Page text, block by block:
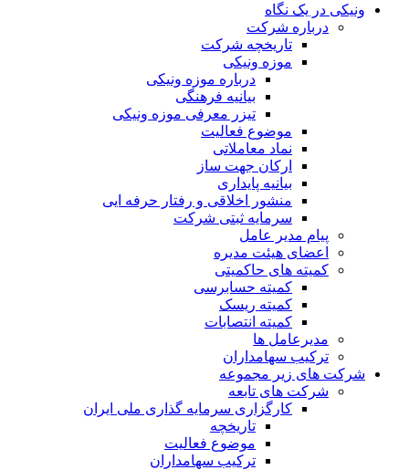
ونیکی در یک نگاه
درباره شرکت
تاریخچه شرکت
موزه ونیکی
درباره موزه ونیکی
بیانیه فرهنگی
تیزر معرفی موزه ونیکی
موضوع فعالیت
نماد معاملاتی
ارکان جهت ساز
بیانیه پایداری
منشور اخلاقی و رفتار حرفه ایی
سرمایه ثبتی شرکت
پیام مدیر عامل
اعضای هیئت مدیره
کمیته های حاکمیتی
کمیته حسابرسی
کمیته ریسک
کمیته انتصابات
مدیرعامل ها
ترکیب سهامداران
شرکت های زیر مجموعه
شرکت های تابعه
کارگزاری سرمایه گذاری ملی ایران
تاریخچه
موضوع فعالیت
ترکیب سهامداران